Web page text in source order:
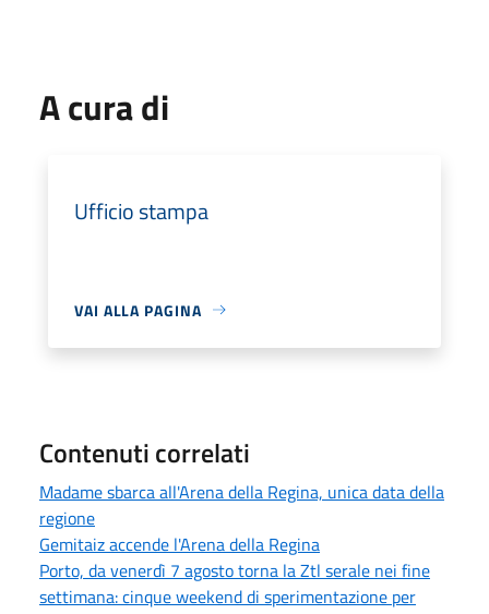
A cura di
Ufficio stampa
VAI ALLA PAGINA
Contenuti correlati
Madame sbarca all'Arena della Regina, unica data della
regione
Gemitaiz accende l'Arena della Regina
Porto, da venerdì 7 agosto torna la Ztl serale nei fine
settimana: cinque weekend di sperimentazione per